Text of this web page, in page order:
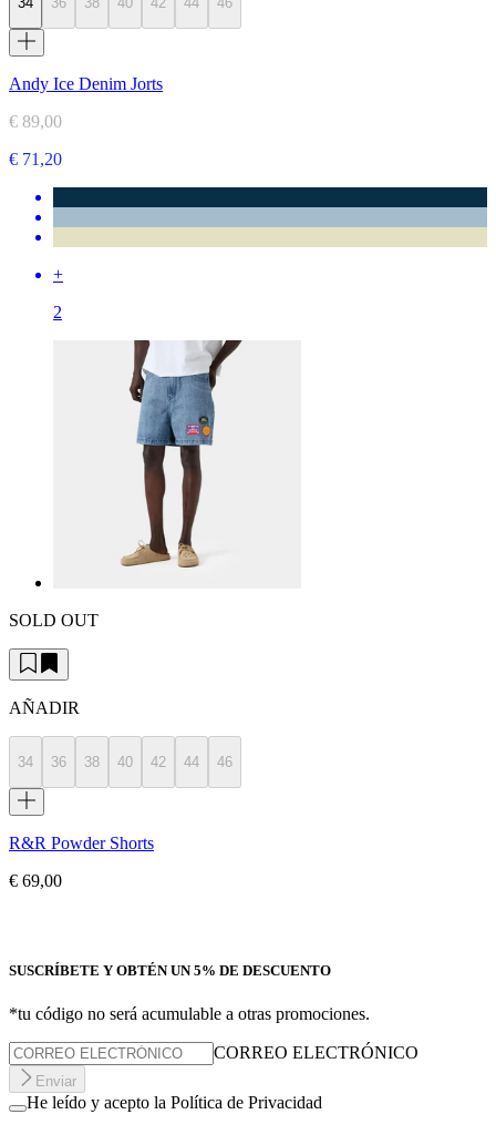
Andy Ice Denim Jorts
€ 89,00
€ 71,20
+
2
SOLD OUT
AÑADIR
34 36 38 40 42 44 46
R&R Powder Shorts
€ 69,00
SUSCRÍBETE Y OBTÉN UN 5% DE DESCUENTO
*tu código no será acumulable a otras promociones.
CORREO ELECTRÓNICO
Enviar
He leído y acepto la Política de Privacidad